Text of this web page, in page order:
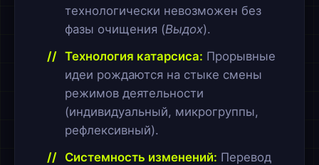
технологически невозможен без
фазы очищения (Выдох).
Технология катарсиса: Прорывные
идеи рождаются на стыке смены
режимов деятельности
(индивидуальный, микрогруппы,
рефлексивный).
Системность изменений: Перевод